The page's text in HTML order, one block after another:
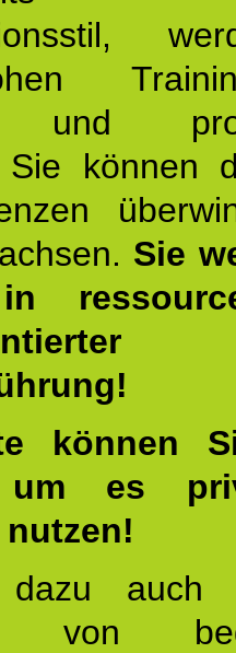
und
Sie können
Sie
können
es
dazu
von